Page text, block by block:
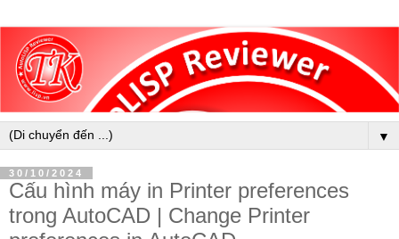
▼
30/10/2024
Cấu hình máy in Printer preferences
trong AutoCAD | Change Printer